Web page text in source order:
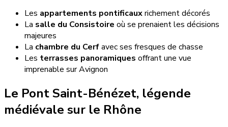
Les appartements pontificauxrichement décorés
La salle du Consistoire où se prenaient les décisions
majeures
La chambre du Cerfavec ses fresques de chasse
Les terrasses panoramiques offrant une vue
imprenable sur Avignon
Le Pont Saint-Bénézet, légende
médiévale sur le Rhône